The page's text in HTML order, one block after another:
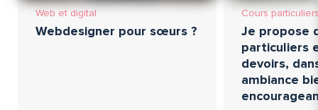
Web et digital
Webdesigner pour sœurs ?
Cours
Je propose
particuliers
devoirs,
ambiance